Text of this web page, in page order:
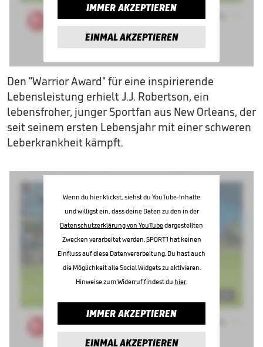
IMMER AKZEPTIEREN
EINMAL AKZEPTIEREN
Den "Warrior Award" für eine inspirierende
Lebensleistung erhielt J.J. Robertson, ein
lebensfroher, junger Sportfan aus New Orleans, der
seit seinem ersten Lebensjahr mit einer schweren
Leberkrankheit kämpft.
Wenn du hier klickst, siehst du YouTube-Inhalte
und willigst ein, dass deine Daten zu den in der
Datenschutzerklärung von YouTubedargestellten
Zwecken verarbeitet werden. SPORT1 hat keinen
Einfluss auf diese Datenverarbeitung. Du hast auch
die Möglichkeit alle Social Widgets zu aktivieren.
Hinweise zum Widerruf findest du hier.
IMMER AKZEPTIEREN
EINMAL AKZEPTIEREN